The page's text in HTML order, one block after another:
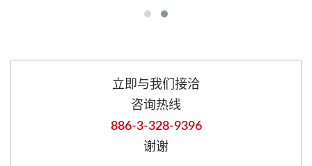
立即与我们接洽
咨询热线
886-3-328-9396
谢谢